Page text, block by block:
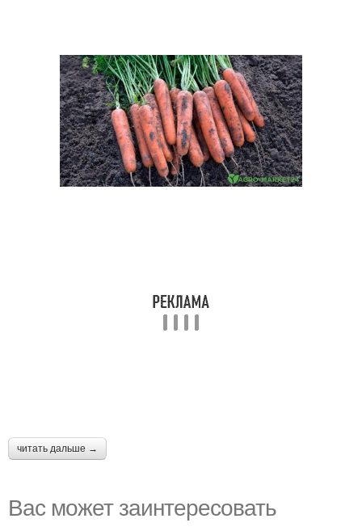
читать дальше →
Вас может заинтересовать